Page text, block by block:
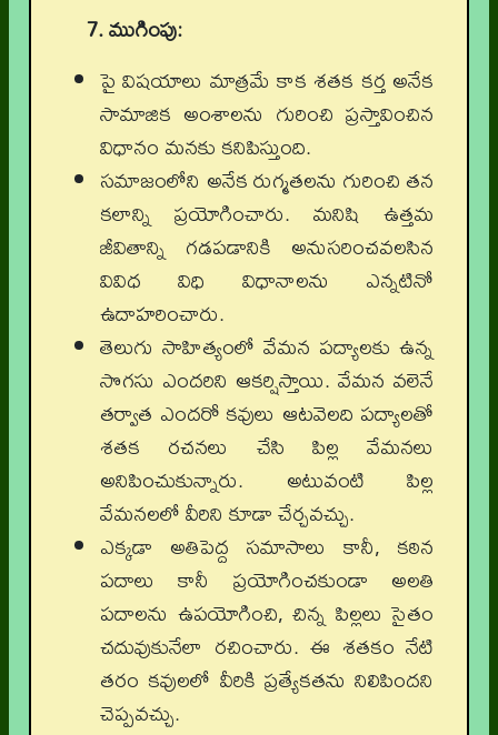
7. ముగింపు:
పై విషయాలు మాత్రమే కాక శతక కర్త అనేక
సామాజిక అంశాలను గురించి ప్రస్తావించిన
విధానం మనకు కనిపిస్తుంది.
సమాజంలోని అనేక రుగ్మతలను గురించి తన
కలాన్ని ప్రయోగించారు. మనిషి ఉత్తమ
జీవితాన్ని గడపడానికి అనుసరించవలసిన
వివిధ విధి విధానాలను ఎన్నటినో
ఉదాహరించారు.
తెలుగు సాహిత్యంలో వేమన పద్యాలకు ఉన్న
సొగసు ఎందరిని ఆకర్షిస్తాయి. వేమన వలెనే
తర్వాత ఎందరో కవులు ఆటవెలది పద్యాలతో
శతక రచనలు చేసి పిల్ల వేమనలు
అనిపించుకున్నారు. అటువంటి పిల్ల
వేమనలలో వీరిని కూడా చేర్చవచ్చు.
ఎక్కడా అతిపెద్ద సమాసాలు కానీ, కఠిన
పదాలు కానీ ప్రయోగించకుండా అలతి
పదాలను ఉపయోగించి, చిన్న పిల్లలు సైతం
చదువుకునేలా రచించారు. ఈ శతకం నేటి
తరం కవులలో వీరికి ప్రత్యేకతను నిలిపిందని
చెప్పవచ్చు.